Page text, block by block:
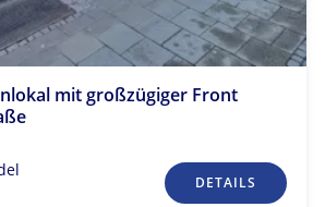
mit großzügiger Front
DETAILS